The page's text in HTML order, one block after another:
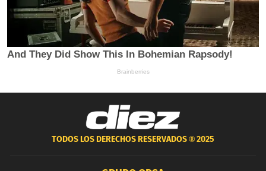
TODOS LOS DERECHOS RESERVADOS ®2025